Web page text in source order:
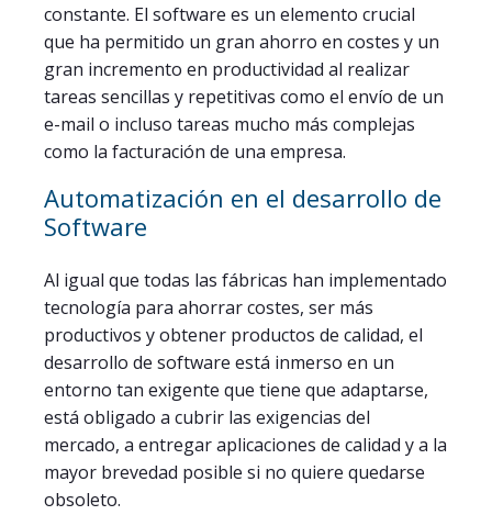
constante. El software es un elemento crucial
que ha permitido un gran ahorro en costes y un
gran incremento en productividad al realizar
tareas sencillas y repetitivas como el envío de un
e-mail o incluso tareas mucho más complejas
como la facturación de una empresa.
Automatización en el desarrollo de
Software
Al igual que todas las fábricas han implementado
tecnología para ahorrar costes, ser más
productivos y obtener productos de calidad, el
desarrollo de software está inmerso en un
entorno tan exigente que tiene que adaptarse,
está obligado a cubrir las exigencias del
mercado, a entregar aplicaciones de calidad y a la
mayor brevedad posible si no quiere quedarse
obsoleto.